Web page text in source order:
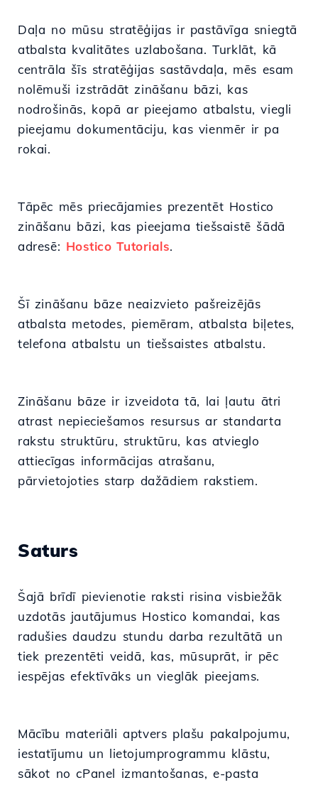
Daļa no mūsu stratēģijas ir pastāvīga sniegtā
atbalsta kvalitātes uzlabošana. Turklāt, kā
centrāla šīs stratēģijas sastāvdaļa, mēs esam
nolēmuši izstrādāt zināšanu bāzi, kas
nodrošinās, kopā ar pieejamo atbalstu, viegli
pieejamu dokumentāciju, kas vienmēr ir pa
rokai.
Tāpēc mēs priecājamies prezentēt Hostico
zināšanu bāzi, kas pieejama tiešsaistē šādā
adresē: Hostico Tutorials.
Šī zināšanu bāze neaizvieto pašreizējās
atbalsta metodes, piemēram, atbalsta biļetes,
telefona atbalstu un tiešsaistes atbalstu.
Zināšanu bāze ir izveidota tā, lai ļautu ātri
atrast nepieciešamos resursus ar standarta
rakstu struktūru, struktūru, kas atvieglo
attiecīgas informācijas atrašanu,
pārvietojoties starp dažādiem rakstiem.
Saturs
Šajā brīdī pievienotie raksti risina visbiežāk
uzdotās jautājumus Hostico komandai, kas
radušies daudzu stundu darba rezultātā un
tiek prezentēti veidā, kas, mūsuprāt, ir pēc
iespējas efektīvāks un vieglāk pieejams.
Mācību materiāli aptvers plašu pakalpojumu,
iestatījumu un lietojumprogrammu klāstu,
sākot no cPanel izmantošanas, e-pasta